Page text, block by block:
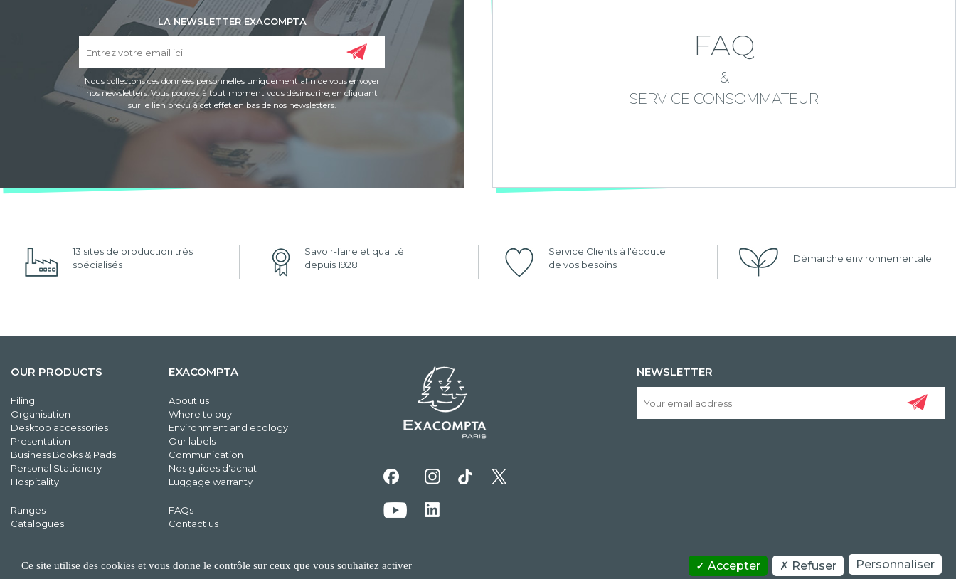
LA NEWSLETTER EXACOMPTA
Nous collectons ces données personnelles uniquement afin de vous envoyer
nos newsletters. Vous pouvez à tout moment vous désinscrire, en cliquant
sur le lien prévu à cet effet en bas de nos newsletters.
FAQ
&
SERVICE CONSOMMATEUR
13 sites de production très
spécialisés
Savoir-faire et qualité
depuis 1928
Service Clients à l'écoute
de vos besoins
Démarche environnementale
OUR PRODUCTS
Filing
Organisation
Desktop accessories
Presentation
Business Books & Pads
Personal Stationery
Hospitality
Ranges
Catalogues
EXACOMPTA
About us
Where to buy
Environment and ecology
Our labels
Communication
Nos guides d'achat
Luggage warranty
FAQs
Contact us
NEWSLETTER
Ce site utilise des cookies et vous donne le contrôle sur ceux que vous souhaitez activer Accepter Refuser Personnaliser